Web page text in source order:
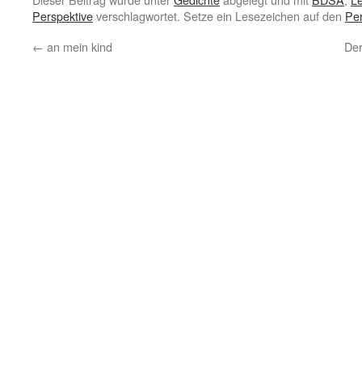
Perspektiveverschlagwortet. Setze ein Lesezeichen auf den
← an mein kind